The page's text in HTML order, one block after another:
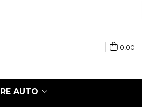
0,00
AUTO